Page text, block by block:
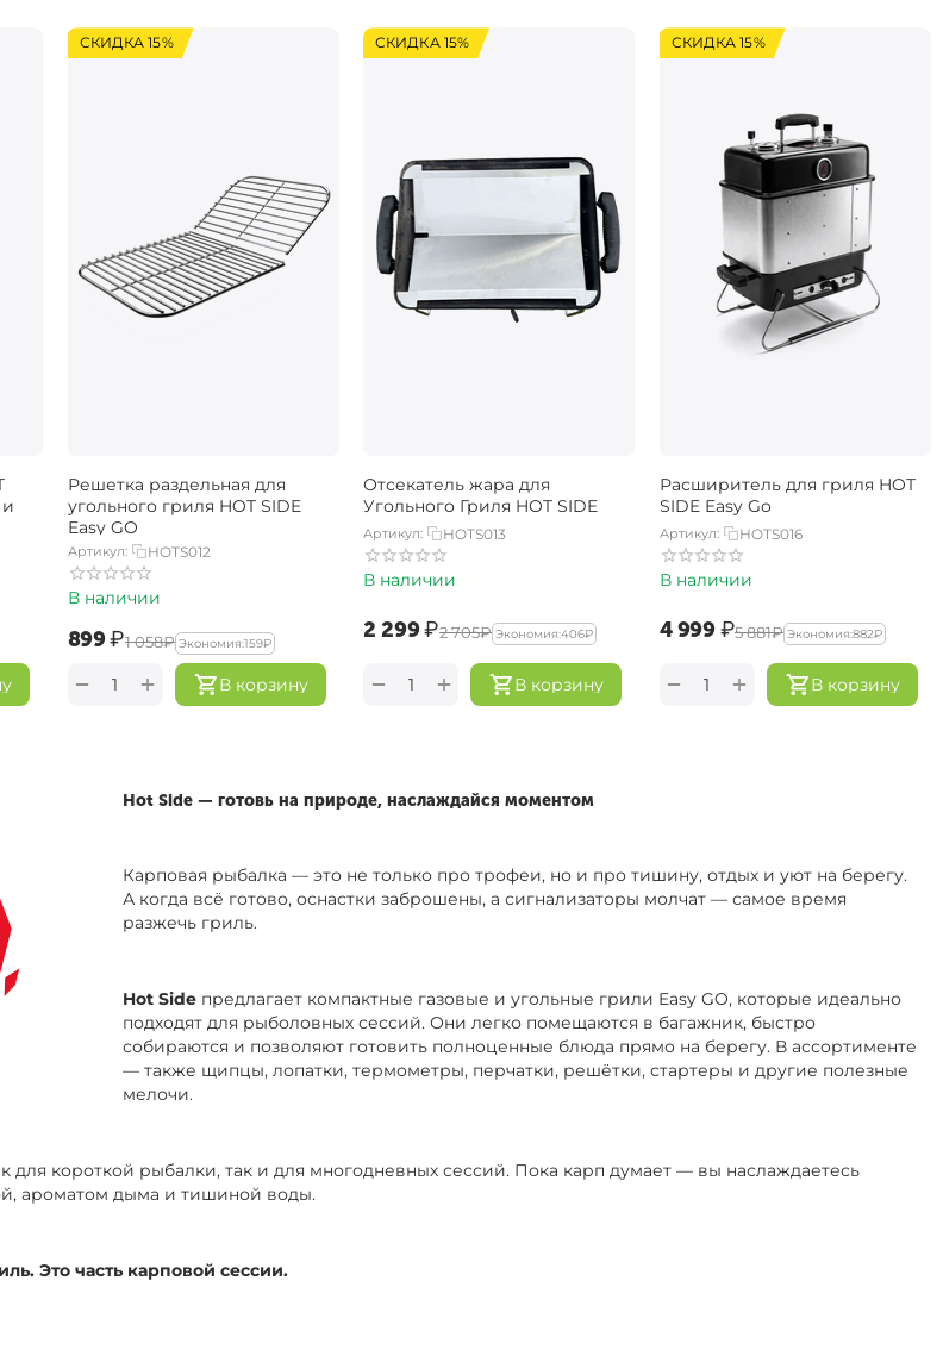
Hot Side — готовь на природе, наслаждайся моментом
Карповая рыбалка — это не только про трофеи, но и про тишину, отдых и уют на берегу.
А когда всё готово, оснастки заброшены, а сигнализаторы молчат — самое время
разжечь гриль.
Hot Side предлагает компактные газовые и угольные грили Easy GO, которые идеально
подходят для рыболовных сессий. Они легко помещаются в багажник, быстро
собираются и позволяют готовить полноценные блюда прямо на берегу. В ассортименте
— также щипцы, лопатки, термометры, перчатки, решётки, стартеры и другие полезные
мелочи.
для короткой рыбалки, так и для многодневных сессий. Пока карп думает — вы наслаждаетесь
ароматом дыма и тишиной воды.
Это часть карповой сессии.
СКИДКА 15%
Решетка раздельная для
угольного гриля HOT SIDE
Easy GO
Артикул: HOTS012
В наличии
‍899‍₽‍1 058‍₽ Экономия:‍159‍₽
В корзину
+
−
СКИДКА 15%
Отсекатель жара для
Угольного Гриля HOT SIDE
Артикул: HOTS013
В наличии
‍2 299‍₽‍2 705‍₽ Экономия:‍406‍₽
В корзину
+
−
СКИДКА 15%
Расширитель для гриля HOT
SIDE Easy Go
Артикул: HOTS016
В наличии
‍4 999‍₽‍5 881‍₽ Экономия:‍882‍₽
В корзину
+
−